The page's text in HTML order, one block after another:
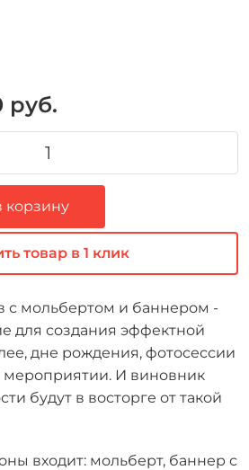
руб.
корзину
товар в 1 клик
с мольбертом и баннером -
для создания эффектной
дне рождения, фотосессии
И виновник
будут в восторге от такой
входит: мольберт, баннер с